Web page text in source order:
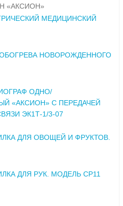
«АКСИОН»
МЕДИЦИНСКИЙ
НОВОРОЖДЕННОГО
ОДНО/
«АКСИОН» С ПЕРЕДАЧЕЙ
ЭК1Т-1/3-07
ДЛЯ ОВОЩЕЙ И ФРУКТОВ.
ДЛЯ РУК. МОДЕЛЬ СР11